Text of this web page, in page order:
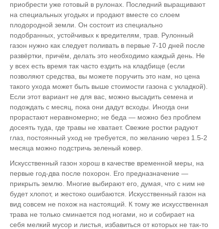
приобрести уже готовый в рулонах. Последний выращивают
на специальных угодьях и продают вместе со слоем
плодородной земли. Он состоит из специально
подобранных, устойчивых к вредителям, трав. Рулонный
газон нужно как следует поливать в первые 7-10 дней после
развёртки, причём, делать это необходимо каждый день. Не
у всех есть время так часто ездить на кладбище (если
позволяют средства, вы можете поручить это нам, но цена
такого ухода может быть выше стоимости газона с укладкой).
Если этот вариант не для вас, можно высадить семена и
подождать с месяц, пока они дадут всходы. Иногда они
прорастают неравномерно; не беда — можно без проблем
досеять туда, где травы не хватает. Свежие ростки радуют
глаз, постоянный уход не требуется, по желанию через 1.5-2
месяца можно подстричь зеленый ковер.
Искусственный газон хорош в качестве временной меры, на
первые год-два после похорон. Его предназначение —
прикрыть землю. Многие выбирают его, думая, что с ним не
будет хлопот, и жестоко ошибаются. Искусственный газон на
вид совсем не похож на настоящий. К тому же искусственная
трава не только сминается под ногами, но и собирает на
себя мелкий мусор и листья, избавиться от которых не так-то